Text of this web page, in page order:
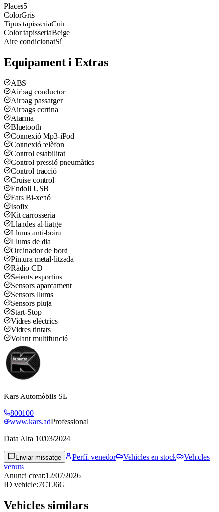
Places5
ColorGris
Tipus tapisseriaCuir
Color tapisseriaBeige
Aire condicionatSí
Equipament i Extras
ABS
Airbag conductor
Airbag passatger
Airbags cortina
Alarma
Bluetooth
Connexió Mp3-iPod
Connexió telèfon
Control estabilitat
Control pressió pneumàtics
Control tracció
Cruise control
Endoll USB
Fars Bi-xenó
Isofix
Kit carrosseria
Llandes al·liatge
Llums anti-boira
Llums de dia
Ordinador de bord
Pintura metal·litzada
Ràdio CD
Seients esportius
Sensors aparcament
Sensors llums
Sensors pluja
Start-Stop
Vidres elèctrics
Vidres tintats
Volant multifunció
Kars Automòbils SL
800100
www.kars.adProfessional
Data Alta 10/03/2024
Enviar missatge Perfil venedor Vehicles en stock
Vehicles
venuts
Anunci creat:12/07/2026
ID vehicle:7CTJ6G
Vehicles similars